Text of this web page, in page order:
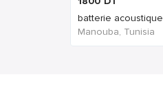
batterie acoustique
Manouba, Tunisia